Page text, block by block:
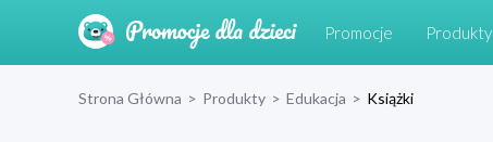
Promocje Produkty
Strona Główna > Produkty > Edukacja > Książki